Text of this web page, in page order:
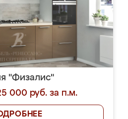
"Физалис"
000 руб. за п.м.